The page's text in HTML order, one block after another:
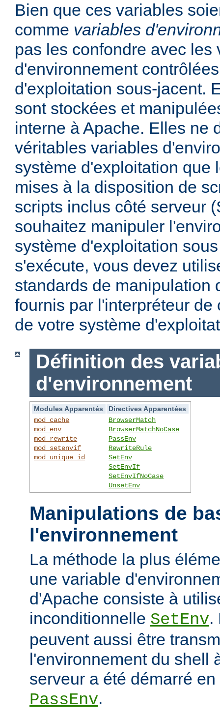
Bien que ces variables
comme variables
pas les confondre avec les
d'environnement
d'exploitation sous-jacent.
sont stockées et
interne à Apache. Elles ne
véritables variables
système d'exploitation que
mises à la disposition de
scripts inclus côté serveur
souhaitez manipuler
système d'exploitation
s'exécute, vous devez
standards de manipulation
fournis par l'interpréteur de
de votre système
Définition des
d'environnement
Modules Apparentés
Directives Apparentées
mod_cache
mod_env
mod_rewrite
mod_setenvif
mod_unique_id
BrowserMatch
BrowserMatchNoCase
PassEnv
RewriteRule
SetEnv
SetEnvIf
SetEnvIfNoCase
UnsetEnv
Manipulations de
l'environnement
La méthode la plus
une variable
d'Apache consiste à
inconditionnelle SetEnv.
peuvent aussi être
l'environnement du shell
serveur a été démarré
PassEnv.